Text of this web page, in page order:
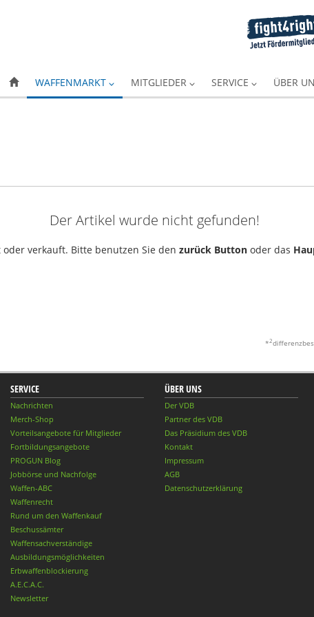
WAFFENMARKT MITGLIEDER SERVICE ÜBER
Der Artikel wurde nicht gefunden!
verkauft. Bitte benutzen Sie den zurück Button oder das
*2
SERVICE
Nachrichten
Merch-Shop
Vorteilsangebote für Mitglieder
Fortbildungsangebote
PROGUN Blog
Jobbörse und Nachfolge
Waffen-ABC
Waffenrecht
Rund um den Waffenkauf
Beschussämter
Waffensachverständige
Ausbildungsmöglichkeiten
Erbwaffenblockierung
A.E.C.A.C.
Newsletter
ÜBER UNS
Der VDB
Partner des VDB
Das Präsidium des VDB
Kontakt
Impressum
AGB
Datenschutzerklärung